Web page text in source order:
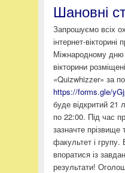
Шановні
Запрошуємо всіх
інтернет-вікторині
Міжнародному дню
вікторини
«Quizwhizzer» за
https://forms.gle/
буде відкритий 21
по 22:00. Під час
зазначте прізвище
факультет і
впоратися із
результати!